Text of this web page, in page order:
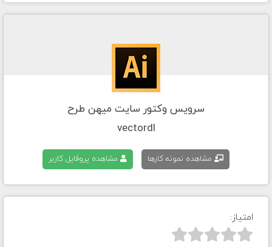
سرویس وکتور سایت میهن طرح
vectordl
مشاهده نمونه کارها مشاهده پروفایل کاربر
امتیاز:


